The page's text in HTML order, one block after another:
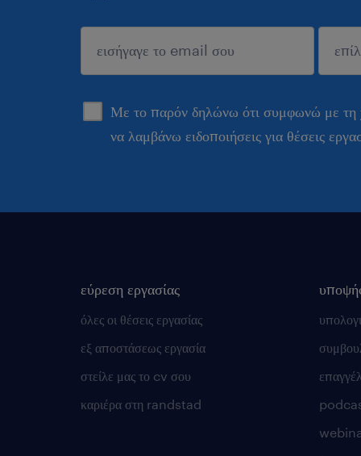
Με το παρόν δηλώνω ότι συμφωνώ με
να λαμβάνω ειδοποιήσεις για θέσεις
sυποβολή
εύρεση εργασίας
όλες οι θέσεις εργασίας
εξ αποστάσεως εργασία
στείλε μας το cv σου
καριέρα στη randstad